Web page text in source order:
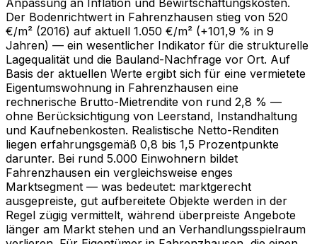
Der Bodenrichtwert in Fahrenzhausen stieg von 520
€/m² (2016) auf aktuell 1.050 €/m² (+101,9 % in 9
Jahren) — ein wesentlicher Indikator für die strukturelle
Lagequalität und die Bauland-Nachfrage vor Ort. Auf
Basis der aktuellen Werte ergibt sich für eine vermietete
Eigentumswohnung in Fahrenzhausen eine
rechnerische Brutto-Mietrendite von rund 2,8 % —
ohne Berücksichtigung von Leerstand, Instandhaltung
und Kaufnebenkosten. Realistische Netto-Renditen
liegen erfahrungsgemäß 0,8 bis 1,5 Prozentpunkte
darunter. Bei rund 5.000 Einwohnern bildet
Fahrenzhausen ein vergleichsweise enges
Marktsegment — was bedeutet: marktgerecht
ausgepreiste, gut aufbereitete Objekte werden in der
Regel zügig vermittelt, während überpreiste Angebote
länger am Markt stehen und an Verhandlungsspielraum